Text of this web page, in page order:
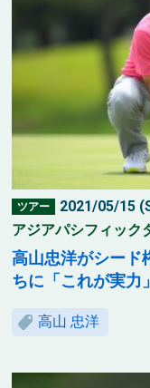
ツアー
2021/05/15
アジアパシフィック
高山忠洋がシード
ちに「これが実力」
高山 忠洋